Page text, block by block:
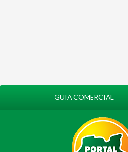
GUIA COMERCIAL